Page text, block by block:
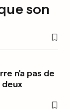
son
n'a pas de